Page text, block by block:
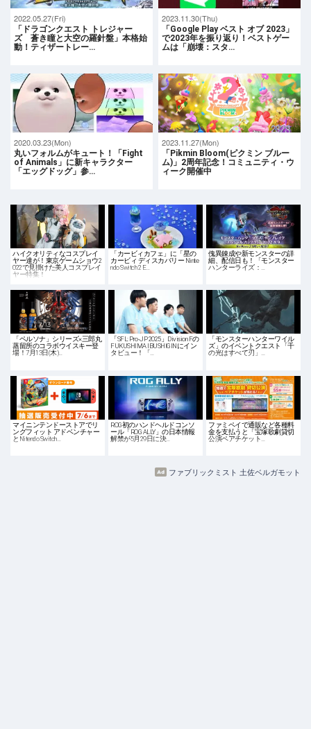
2022.05.27(Fri)
「ドラゴンクエスト トレジャー
ズ 蒼き瞳と大空の羅針盤」本格始
動！ティザートレー…
2023.11.30(Thu)
「Google Play ベスト オブ 2023」
で2023年を振り返り！ベストゲー
ムは「崩壊：スタ…
2020.03.23(Mon)
丸いフォルムがキュート！「Fight
of Animals」に新キャラクター
「エッグドッグ」参…
2023.11.27(Mon)
「Pikmin Bloom(ピクミン ブルー
ム)」2周年記念！コミュニティ・ウ
ィーク開催中
ハイクオリティなコスプレイ
ヤー達が！東京ゲームショウ2
022で見掛けた美人コスプレイ
ヤー特集！
「カービィカフェ」に「星の
カービィ ディスカバリー Ninte
ndo Switch 2 E…
傀異錬成や新モンスターの詳
細、配信日も！「モンスター
ハンターライズ：…
「ペルソナ」シリーズ×三郎丸
蒸留所のコラボウイスキー登
場！7月13日(木)…
「SFL: Pro-JP 2025」Division Fの
FUKUSHIMA IBUSHIGINにイン
タビュー！「…
「モンスターハンターワイル
ズ」のイベントクエスト「千
の光はすべて刃」…
マイニンテンドーストアでリ
ングフィット アドベンチャー
とNitendo Switch…
ROG初のハンドヘルドコンソ
ール「ROG ALLY」の日本情報
解禁が5月29日に決…
ファミペイで通販など各種料
金を支払うと「宝塚歌劇貸切
公演ペアチケット…
ファブリックミスト 土佐ベルガモット